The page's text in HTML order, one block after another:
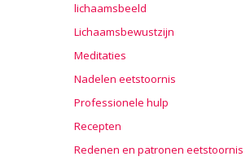
lichaamsbeeld
Lichaamsbewustzijn
Meditaties
Nadelen eetstoornis
Professionele hulp
Recepten
Redenen en patronen eetstoornis